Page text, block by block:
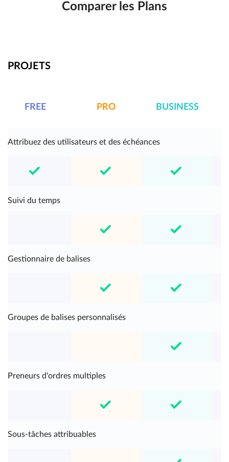
Comparer les Plans
PROJETS
FREE PRO BUSINESS
Attribuez des utilisateurs et des échéances
Suivi du temps
Gestionnaire de balises
Groupes de balises personnalisés
Preneurs d'ordres multiples
Sous-tâches attribuables